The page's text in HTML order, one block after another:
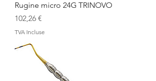
Rugine micro 24G TRINOVO
Prix
102,26 €
TVA Incluse